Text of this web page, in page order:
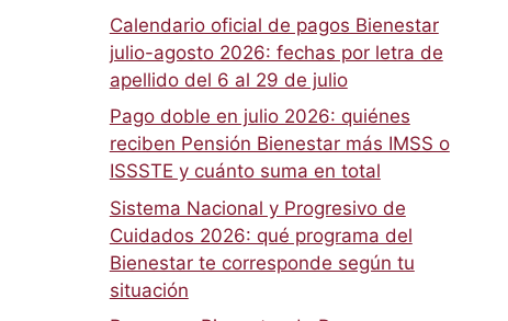
Calendario oficial de pagos Bienestar
julio-agosto 2026: fechas por letra de
apellido del 6 al 29 de julio
Pago doble en julio 2026: quiénes
reciben Pensión Bienestar más IMSS o
ISSSTE y cuánto suma en total
Sistema Nacional y Progresivo de
Cuidados 2026: qué programa del
Bienestar te corresponde según tu
situación